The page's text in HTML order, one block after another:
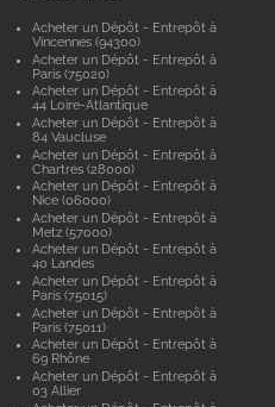
Acheter un Dépôt - Entrepôt à
Vincennes (94300)
Acheter un Dépôt - Entrepôt à
Paris (75020)
Acheter un Dépôt - Entrepôt à
44 Loire-Atlantique
Acheter un Dépôt - Entrepôt à
84 Vaucluse
Acheter un Dépôt - Entrepôt à
Chartres (28000)
Acheter un Dépôt - Entrepôt à
Nice (06000)
Acheter un Dépôt - Entrepôt à
Metz (57000)
Acheter un Dépôt - Entrepôt à
40 Landes
Acheter un Dépôt - Entrepôt à
Paris (75015)
Acheter un Dépôt - Entrepôt à
Paris (75011)
Acheter un Dépôt - Entrepôt à
69 Rhône
Acheter un Dépôt - Entrepôt à
03 Allier